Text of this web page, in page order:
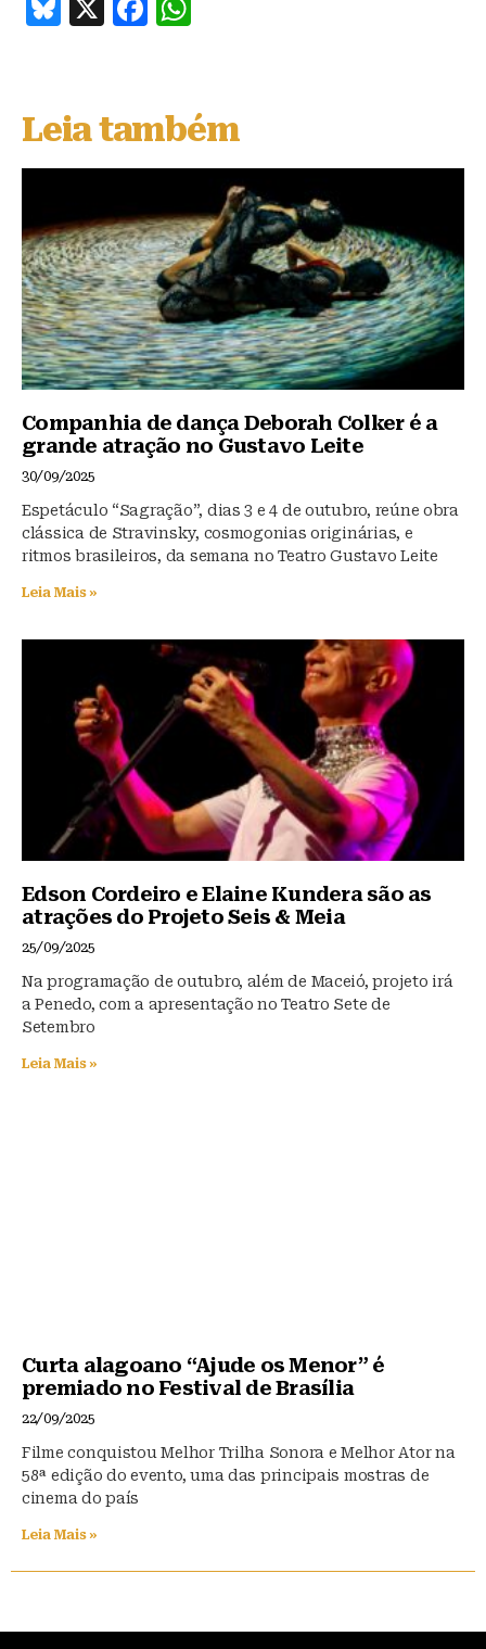
B
s
k
X
F
e
b
o
k
s
A
p
Leia também
Companhia de dança Deborah Colker é a
grande atração no Gustavo Leite
30/09/2025
Espetáculo “Sagração”, dias 3 e 4 de outubro, reúne obra
clássica de Stravinsky, cosmogonias originárias, e
ritmos brasileiros, da semana no Teatro Gustavo Leite
Leia Mais »
Edson Cordeiro e Elaine Kundera são as
atrações do Projeto Seis & Meia
25/09/2025
Na programação de outubro, além de Maceió, projeto irá
a Penedo, com a apresentação no Teatro Sete de
Setembro
Leia Mais »
Curta alagoano “Ajude os Menor” é
premiado no Festival de Brasília
22/09/2025
Filme conquistou Melhor Trilha Sonora e Melhor Ator na
58ª edição do evento, uma das principais mostras de
cinema do país
Leia Mais »